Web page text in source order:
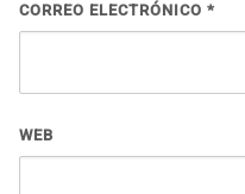
CORREO ELECTRÓNICO *
WEB